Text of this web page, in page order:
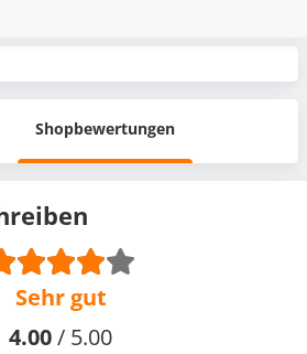
Shopbewertungen
Sehr gut
4.00/ 5.00